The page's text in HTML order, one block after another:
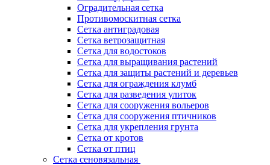
Оградительная сетка
Противомоскитная сетка
Сетка антиградовая
Сетка ветрозащитная
Сетка для водостоков
Сетка для выращивания растений
Сетка для защиты растений и деревьев
Сетка для ограждения клумб
Сетка для разведения улиток
Сетка для сооружения вольеров
Сетка для сооружения птичников
Сетка для укрепления грунта
Сетка от кротов
Сетка от птиц
Сетка сеновязальная